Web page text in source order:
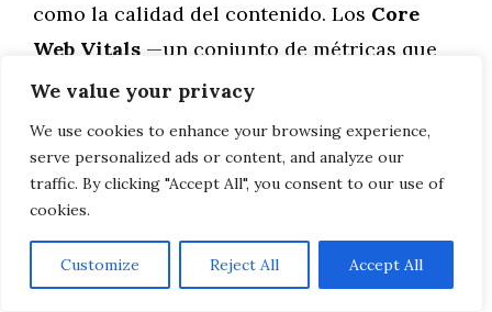
We value your privacy
We use cookies to enhance your browsing experience,
serve personalized ads or content, and analyze our
traffic. By clicking "Accept All", you consent to our use of
cookies.
Customize Reject All Accept All
como la calidad del contenido. Los Core
Web Vitals —un conjunto de métricas que
miden la velocidad de carga, la estabilidad
visual y la interactividad de una página web
— son ahora una señal directa en el
algoritmo de clasificación.
Para una web turística, esto tiene
implicaciones concretas. Si la web de un